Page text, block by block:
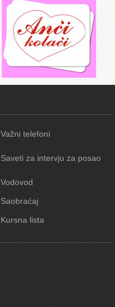
Važni telefoni
Saveti za intervju za posao
Vodovod
Saobraćaj
Kursna lista